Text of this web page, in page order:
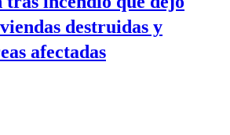
destruidas y
afectadas